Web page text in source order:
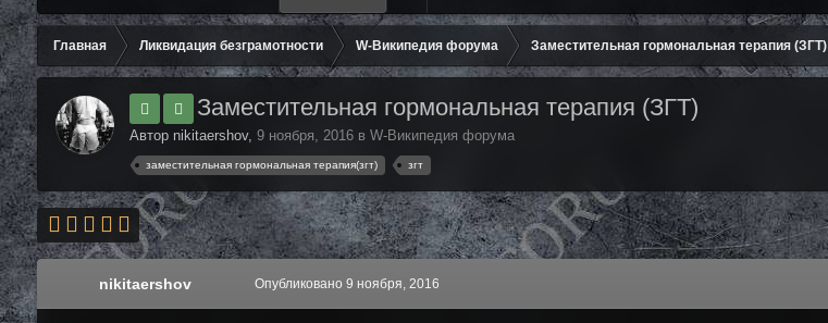
Главная Ликвидация безграмотности W-Википедия форума Заместительная гормональная терапия (ЗГТ)
Заместительная гормональная терапия (ЗГТ)
Автор nikitaershov, 9 ноября, 2016в W-Википедия форума
заместительная гормональная терапия(згт) згт
nikitaershov Опубликовано 9 ноября, 2016